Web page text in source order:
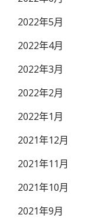
2022年5月
2022年4月
2022年3月
2022年2月
2022年1月
2021年12月
2021年11月
2021年10月
2021年9月